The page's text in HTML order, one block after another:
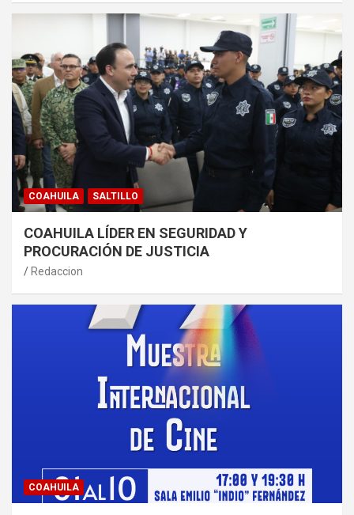
COAHUILA SALTILLO
COAHUILA LÍDER EN SEGURIDAD Y
PROCURACIÓN DE JUSTICIA
Redaccion
COAHUILA